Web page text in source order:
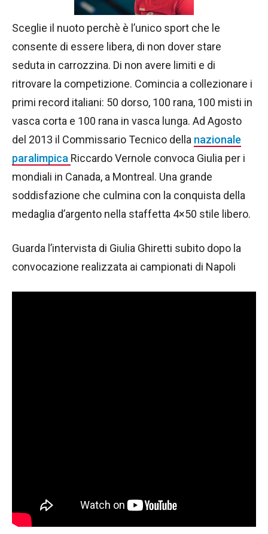
Sceglie il nuoto perchè è l’unico sport che le
consente di essere libera, di non dover stare
seduta in carrozzina. Di non avere limiti e di
ritrovare la competizione. Comincia a collezionare i
primi record italiani: 50 dorso, 100 rana, 100 misti in
vasca corta e 100 rana in vasca lunga. Ad Agosto
del 2013 il Commissario Tecnico della nazionale
paralimpica Riccardo Vernole convoca Giulia per i
mondiali in Canada, a Montreal. Una grande
soddisfazione che culmina con la conquista della
medaglia d’argento nella staffetta 4×50 stile libero.
Guarda l’intervista di Giulia Ghiretti subito dopo la
convocazione realizzata ai campionati di Napoli